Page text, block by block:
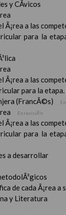
y CÃ­vicos
Ã¡rea a las
para la
Ã¡rea a las
para la
(FrancÃ©s)
En revisiÃ³n
Ã¡rea a las
para la
a desarrollar
de cada Ã¡rea a
y Literatura